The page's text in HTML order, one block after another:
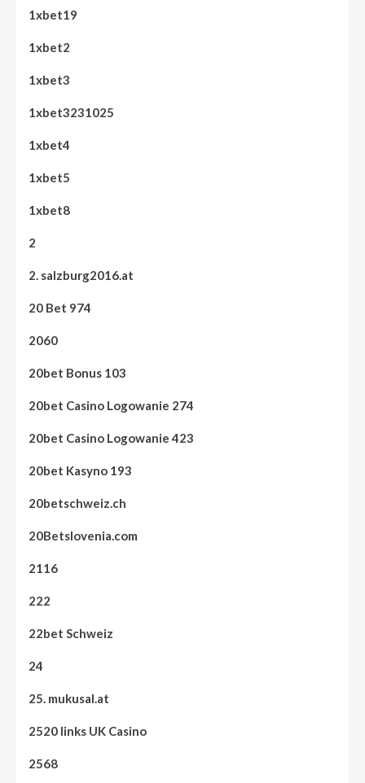
1xbet19
1xbet2
1xbet3
1xbet3231025
1xbet4
1xbet5
1xbet8
2
2. salzburg2016.at
20 Bet 974
2060
20bet Bonus 103
20bet Casino Logowanie 274
20bet Casino Logowanie 423
20bet Kasyno 193
20betschweiz.ch
20Betslovenia.com
2116
222
22bet Schweiz
24
25. mukusal.at
2520 links UK Casino
2568